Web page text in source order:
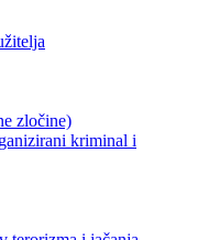
zločine)
kriminal i